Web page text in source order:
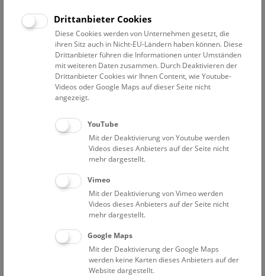
Sinne „eintauchen“ und wird dabei selbst zu einem Teil der
Show.
NHM Augmented Reality Show (Deck 50)
An Samstagen um 10:30 Uhr, Sonn- und Feiertage, sowie
täglich in den Schulferien, um 10:30 und 16:30 Uhr.
Zusätzlich zu einem Führungs- oder Show-Ticket ist ein gültiges
Eintrittsticket erforderlich.
Treffpunkt auf Deck 50.
Die Show startet pünktlich, kein späterer Einlass möglich.
Drittanbieter Cookies
Diese Cookies werden von Unternehmen gesetzt, die
ihren Sitz auch in Nicht-EU-Ländern haben können. Diese
Drittanbieter führen die Informationen unter Umständen
mit weiteren Daten zusammen. Durch Deaktivieren der
Drittanbieter Cookies wir Ihnen Content, wie Youtube-
Videos oder Google Maps auf dieser Seite nicht
angezeigt.
YouTube
Mit der Deaktivierung von Youtube werden
Videos dieses Anbieters auf der Seite nicht
mehr dargestellt.
Vimeo
Mit der Deaktivierung von Vimeo werden
Videos dieses Anbieters auf der Seite nicht
mehr dargestellt.
Google Maps
Mit der Deaktivierung der Google Maps
werden keine Karten dieses Anbieters auf der
Website dargestellt.